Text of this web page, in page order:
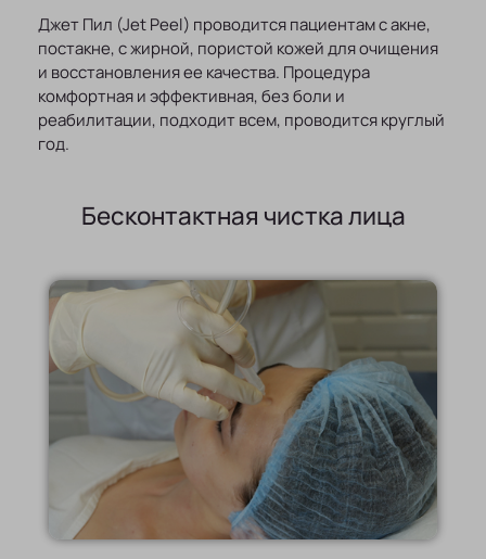
Джет Пил (Jet Peel) проводится пациентам с акне,
постакне, с жирной, пористой кожей для очищения
и восстановления ее качества. Процедура
комфортная и эффективная, без боли и
реабилитации, подходит всем, проводится круглый
год.
Бесконтактная чистка лица